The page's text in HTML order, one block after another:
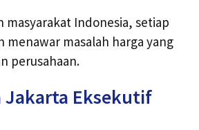
masyarakat Indonesia, setiap
menawar masalah harga yang
perusahaan.
Jakarta Eksekutif